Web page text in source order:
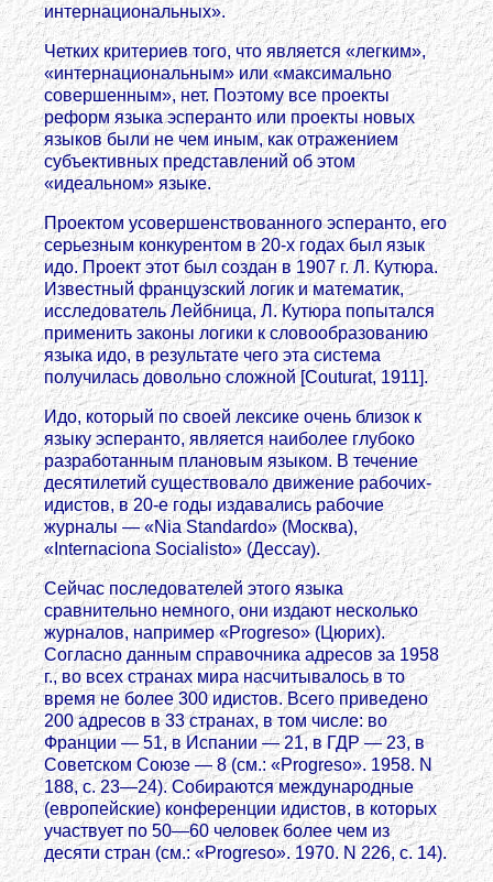
интернациональных».
Четких критериев того, что является «легким»,
«интернациональным» или «максимально
совершенным», нет. Поэтому все проекты
реформ языка эсперанто или проекты новых
языков были не чем иным, как отражением
субъективных представлений об этом
«идеальном» языке.
Проектом усовершенствованного эсперанто, его
серьезным конкурентом в 20-х годах был язык
идо. Проект этот был создан в 1907 г. Л. Кутюра.
Известный французский логик и математик,
исследователь Лейбница, Л. Кутюра попытался
применить законы логики к словообразованию
языка идо, в результате чего эта система
получилась довольно сложной [Couturat, 1911].
Идо, который по своей лексике очень близок к
языку эсперанто, является наиболее глубоко
разработанным плановым языком. В течение
десятилетий существовало движение рабочих-
идистов, в 20-е годы издавались рабочие
журналы — «Nia Standardo» (Москва),
«Internaciona Socialisto» (Дессау).
Сейчас последователей этого языка
сравнительно немного, они издают несколько
журналов, например «Progreso» (Цюрих).
Согласно данным справочника адресов за 1958
г., во всех странах мира насчитывалось в то
время не более 300 идистов. Всего приведено
200 адресов в 33 странах, в том числе: во
Франции — 51, в Испании — 21, в ГДР — 23, в
Советском Союзе — 8 (см.: «Progreso». 1958. N
188, с. 23—24). Собираются международные
(европейские) конференции идистов, в которых
участвует по 50—60 человек более чем из
десяти стран (см.: «Progreso». 1970. N 226, с. 14).